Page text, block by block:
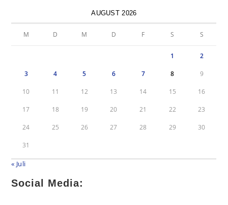
AUGUST 2026
M D M D F S S
1 2
3 4 5 6 7 8 9
10 11 12 13 14 15 16
17 18 19 20 21 22 23
24 25 26 27 28 29 30
31
« Juli
Social Media: